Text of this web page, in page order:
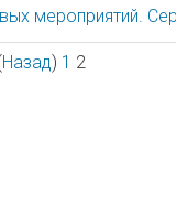
мероприятий.
Назад) 1 2